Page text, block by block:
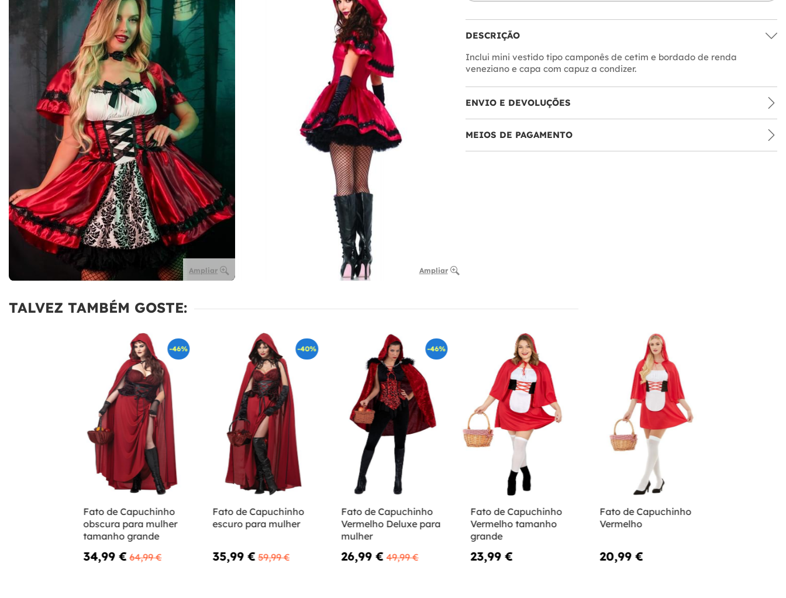
Ampliar Ampliar
DESCRIÇÃO
Inclui mini vestido tipo camponês de cetim e bordado de renda
veneziano e capa com capuz a condizer.
ENVIO E DEVOLUÇÕES
MEIOS DE PAGAMENTO
TALVEZ TAMBÉM GOSTE:
-46%
Fato de Capuchinho
obscura para mulher
tamanho grande
34,99 € 64,99 €
-40%
Fato de Capuchinho
escuro para mulher
35,99 € 59,99 €
-46%
Fato de Capuchinho
Vermelho Deluxe para
mulher
26,99 € 49,99 €
Fato de Capuchinho
Vermelho tamanho
grande
23,99 €
Fato de Capuchinho
Vermelho
20,99 €